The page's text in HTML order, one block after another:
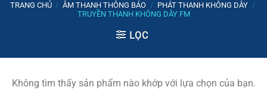
TRANG CHỦ / ÂM THANH THÔNG BÁO / PHÁT THANH KHÔNG DÂY /
TRUYỀN THANH KHÔNG DÂY FM
LỌC
Không tìm thấy sản phẩm nào khớp với lựa chọn của bạn.